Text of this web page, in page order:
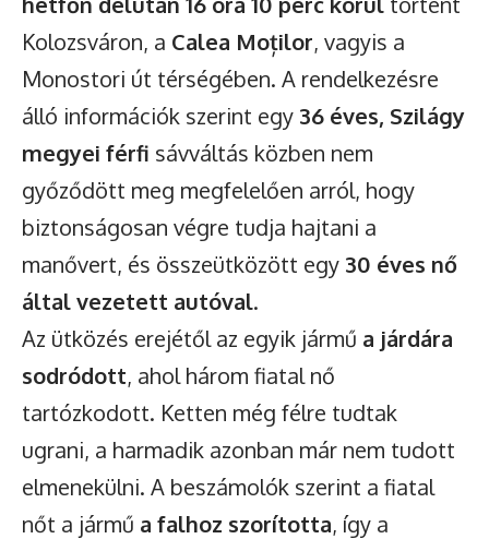
Kolozsváron, a Calea Moților, vagyis a
Monostori út térségében. A rendelkezésre
álló információk szerint egy 36 éves, Szilágy
megyei férfi sávváltás közben nem
győződött meg megfelelően arról, hogy
biztonságosan végre tudja hajtani a
manővert, és összeütközött egy 30 éves nő
által vezetett autóval.
Az ütközés erejétől az egyik jármű a járdára
sodródott, ahol három fiatal nő
tartózkodott. Ketten még félre tudtak
ugrani, a harmadik azonban már nem tudott
elmenekülni. A beszámolók szerint a fiatal
nőt a jármű a falhoz szorította, így a